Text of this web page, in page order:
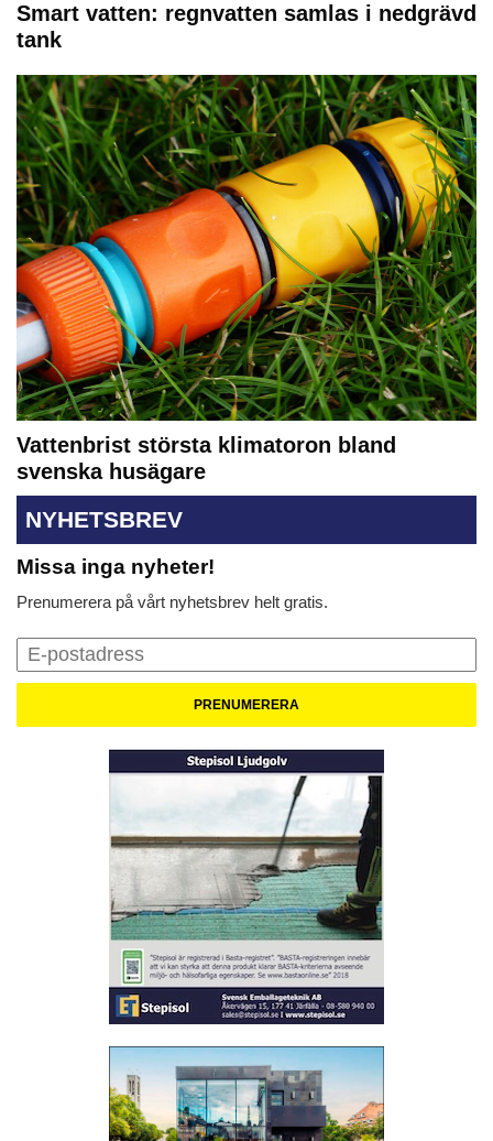
Smart vatten: regnvatten samlas i nedgrävd
tank
Vattenbrist största klimatoron bland
svenska husägare
NYHETSBREV
Missa inga nyheter!
Prenumerera på vårt nyhetsbrev helt gratis.